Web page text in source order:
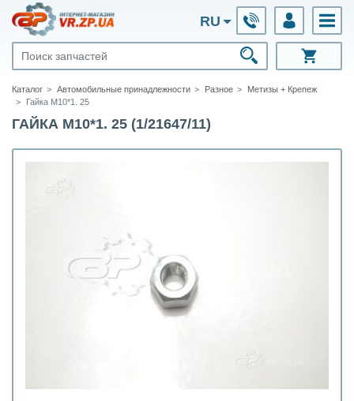
RU
Каталог Автомобильные принадлежности Разное
Метизы + Крепеж
Гайка М10*1. 25
ГАЙКА М10*1. 25 (1/21647/11)